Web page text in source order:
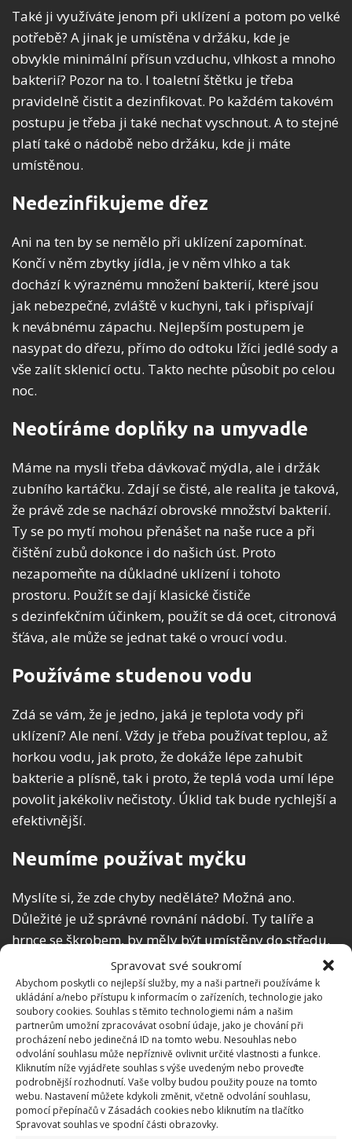
Spravovat své soukromí
Abychom poskytli co nejlepší služby, my a naši partneři používáme k
ukládání a/nebo přístupu k informacím o zařízeních, technologie jako
soubory cookies. Souhlas s těmito technologiemi nám a našim
partnerům umožní zpracovávat osobní údaje, jako je chování při
procházení nebo jedinečná ID na tomto webu. Nesouhlas nebo
odvolání souhlasu může nepříznivě ovlivnit určité vlastnosti a funkce.
Kliknutím níže vyjádřete souhlas s výše uvedeným nebo proveďte
podrobnější rozhodnutí. Vaše volby budou použity pouze na tomto
webu. Nastavení můžete kdykoli změnit, včetně odvolání souhlasu,
pomocí přepínačů v Zásadách cookies nebo kliknutím na tlačítko
Spravovat souhlas ve spodní části obrazovky.
Také ji využíváte jenom při uklízení a potom po velké
potřebě? A jinak je umístěna v držáku, kde je
obvykle minimální přísun vzduchu, vlhkost a mnoho
bakterií? Pozor na to. I toaletní štětku je třeba
pravidelně čistit a dezinfikovat. Po každém takovém
postupu je třeba ji také nechat vyschnout. A to stejné
platí také o nádobě nebo držáku, kde ji máte
umístěnou.
Nedezinfikujeme dřez
Ani na ten by se nemělo při uklízení zapomínat.
Končí v něm zbytky jídla, je v něm vlhko a tak
dochází k výraznému množení bakterií, které jsou
jak nebezpečné, zvláště v kuchyni, tak i přispívají
k nevábnému zápachu. Nejlepším postupem je
nasypat do dřezu, přímo do odtoku lžíci jedlé sody a
vše zalít sklenicí octu. Takto nechte působit po celou
noc.
Neotíráme doplňky na umyvadle
Máme na mysli třeba dávkovač mýdla, ale i držák
zubního kartáčku. Zdají se čisté, ale realita je taková,
že právě zde se nachází obrovské množství bakterií.
Ty se po mytí mohou přenášet na naše ruce a při
čištění zubů dokonce i do našich úst. Proto
nezapomeňte na důkladné uklízení i tohoto
prostoru. Použít se dají klasické čističe
s dezinfekčním účinkem, použít se dá ocet, citronová
šťáva, ale může se jednat také o vroucí vodu.
Používáme studenou vodu
Zdá se vám, že je jedno, jaká je teplota vody při
uklízení? Ale není. Vždy je třeba používat teplou, až
horkou vodu, jak proto, že dokáže lépe zahubit
bakterie a plísně, tak i proto, že teplá voda umí lépe
povolit jakékoliv nečistoty. Úklid tak bude rychlejší a
efektivnější.
Neumíme používat myčku
Myslíte si, že zde chyby neděláte? Možná ano.
Důležité je už správné rovnání nádobí. Ty talíře a
hrnce se škrobem, by měly být umístěny do středu.
Jde o nádobí od těstovin, brambor nebo rýže.
Naopak nádobí od bílkovin, tedy masa, sýrů a vajec
je vhodné umístit po okrajích. A co udělat po chvíli,
kdy myčka domyje? Otevřete ji, aby se v ní
nehromadila vlhkost – prostředí vhodné pro plísně a
bakterie.
Nečistíme závěs v koupelně